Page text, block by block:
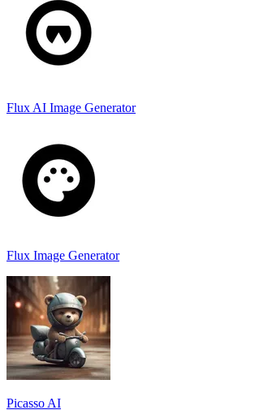
Flux AI Image Generator
Flux Image Generator
Picasso AI